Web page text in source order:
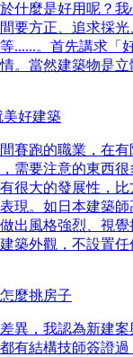
什麼是好用呢？
要方正、追求採
......。首先講求「
。當然建築物是立
美好建築
賽跑的職業，在
需要注意的東西
很大的發展性，比
現。如日本建築
出風格強烈、視
築外觀，不設置任
麼挑房子
異，我認為新建
有結構技師簽證